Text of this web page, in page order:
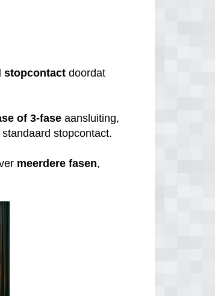
stopcontact doordat
of 3-fase aansluiting,
stopcontact.
meerdere fasen,